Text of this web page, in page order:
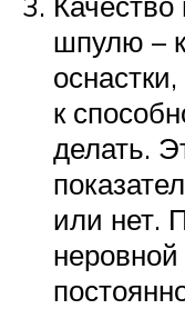
шпулю –
к
делать.
или нет.